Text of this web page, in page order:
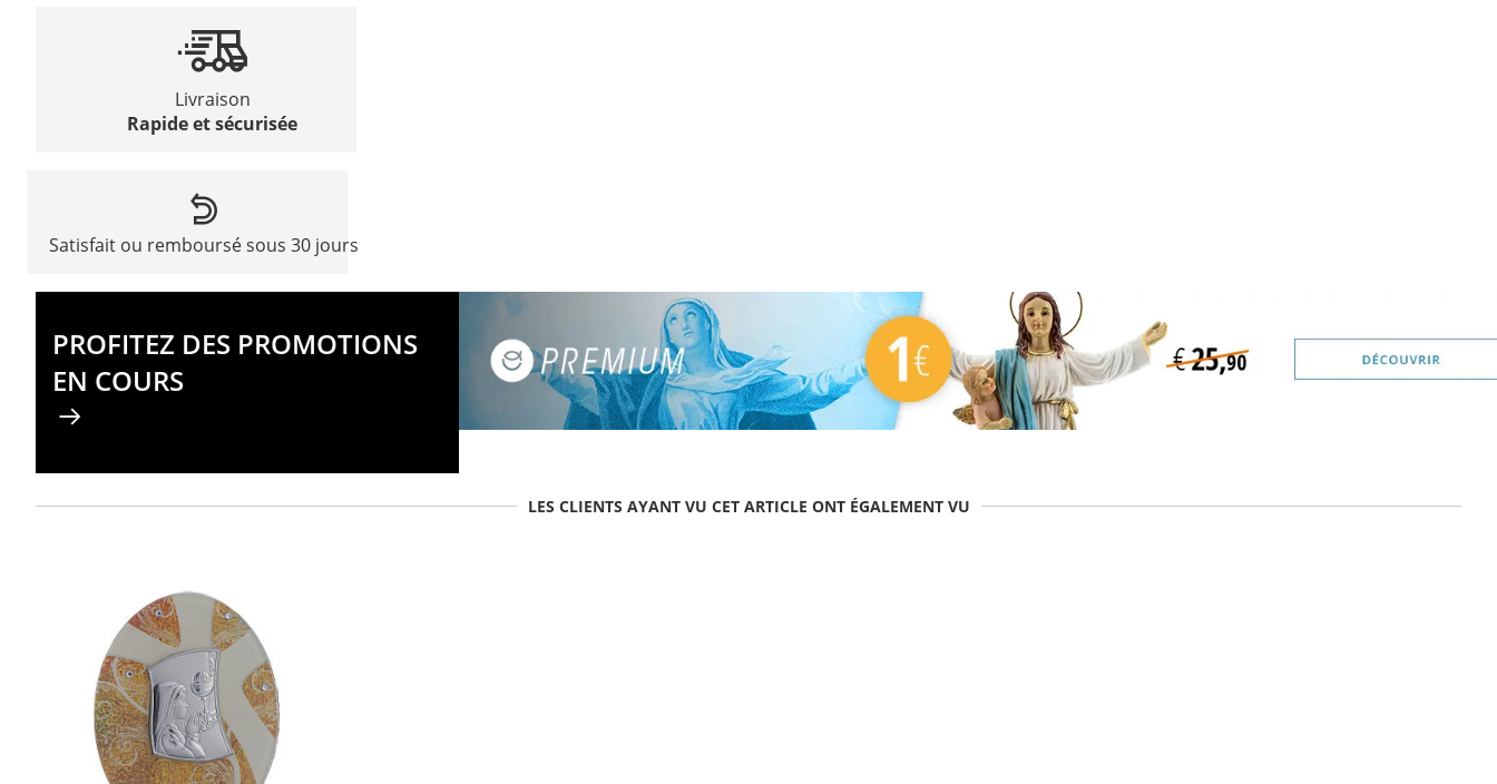
Livraison
Rapide et sécurisée
Satisfait ou remboursé sous 30 jours
PROFITEZ DES PROMOTIONS
EN COURS
LES CLIENTS AYANT VU CET ARTICLE ONT ÉGALEMENT VU